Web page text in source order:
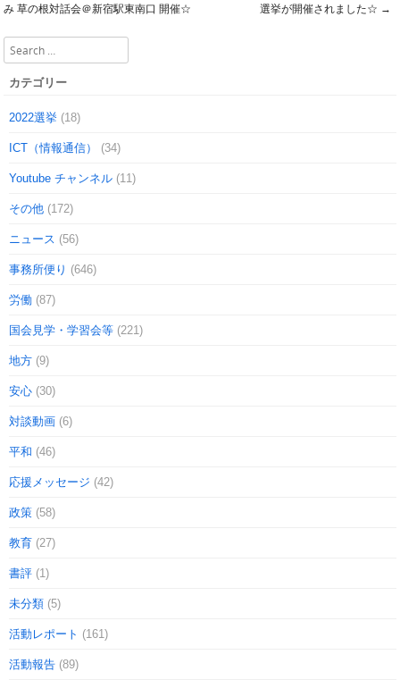
Post navigation
み 草の根対話会＠新宿駅東南口 開催☆
選挙が開催されました☆ →
Search
カテゴリー
2022選挙 (18)
ICT（情報通信） (34)
Youtube チャンネル (11)
その他 (172)
ニュース (56)
事務所便り (646)
労働 (87)
国会見学・学習会等 (221)
地方 (9)
安心 (30)
対談動画 (6)
平和 (46)
応援メッセージ (42)
政策 (58)
教育 (27)
書評 (1)
未分類 (5)
活動レポート (161)
活動報告 (89)